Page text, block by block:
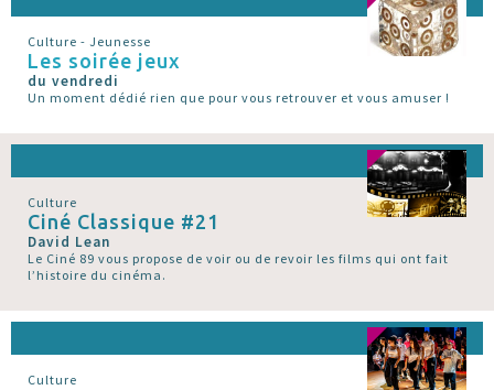
Culture - Jeunesse
Les soirée jeux
du vendredi
Un moment dédié rien que pour vous retrouver et vous amuser !
Culture
Ciné Classique #21
David Lean
Le Ciné 89 vous propose de voir ou de revoir les films qui ont fait
l’histoire du cinéma.
Culture